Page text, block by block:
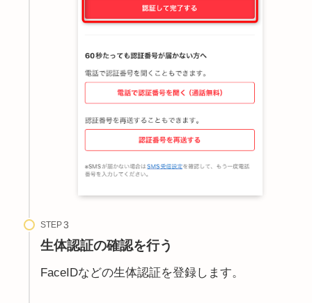
STEP
生体認証の確認を行う
FaceIDなどの生体認証を登録します。